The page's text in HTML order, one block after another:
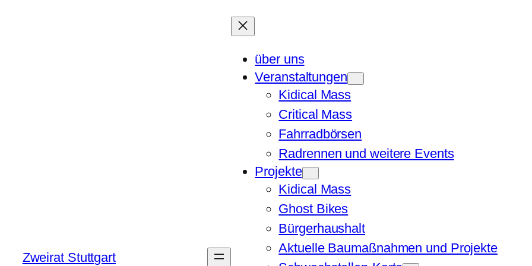
Zweirat Stuttgart
über uns
Veranstaltungen
Kidical Mass
Critical Mass
Fahrradbörsen
Radrennen und weitere Events
Projekte
Kidical Mass
Ghost Bikes
Bürgerhaushalt
Aktuelle Baumaßnahmen und Projekte